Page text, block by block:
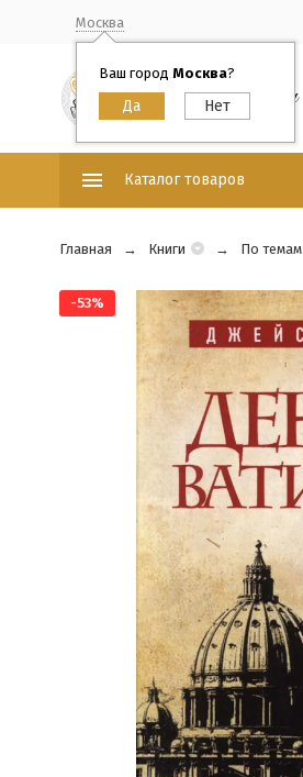
Москва
Ваш город Москва?
Каталог товаров
Главная Книги По темам
-53%